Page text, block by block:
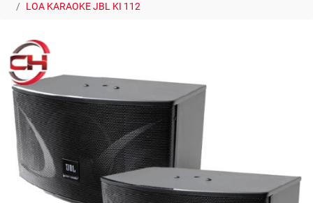
LOA KARAOKE JBL KI 112